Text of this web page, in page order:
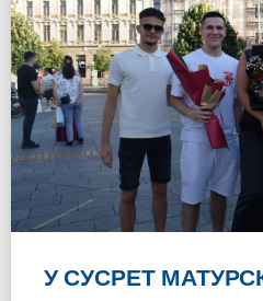
У СУСРЕТ